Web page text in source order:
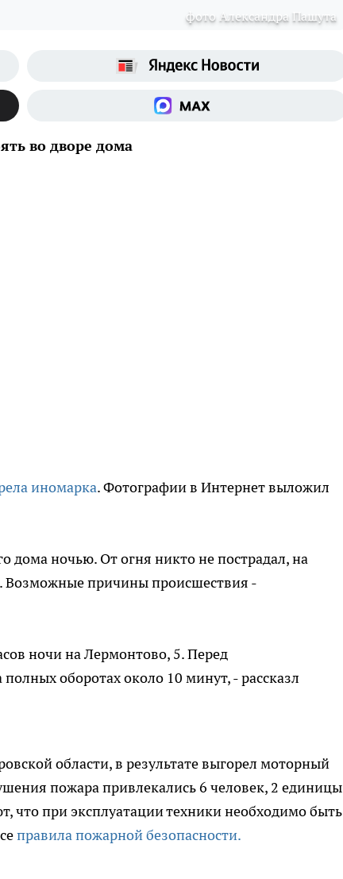
фото Александра Пашута
во дворе дома
иномарка. Фотографии в Интернет выложил
дома ночью. От огня никто не пострадал, на
Возможные причины происшествия -
ночи на Лермонтово, 5. Перед
оборотах около 10 минут, - рассказл
области, в результате выгорел моторный
пожара привлекались 6 человек, 2 единицы
что при эксплуатации техники необходимо быть
правила пожарной безопасности.